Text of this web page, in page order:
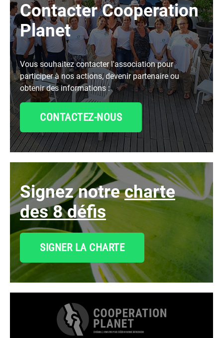
Contacter Cooperation
Planet
Vous souhaitez contacter l'association pour
participer à nos actions, devenir partenaire ou
obtenir des informations :
CONTACTEZ-NOUS
signez notrecharte
des 8 défis
SIGNER LA CHARTE